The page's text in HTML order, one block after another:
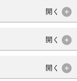
開く
開く
開く